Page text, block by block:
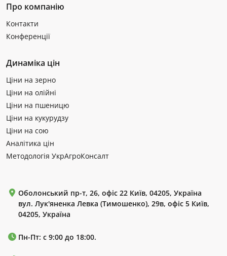
Про компанію
Контакти
Конференції
Динаміка цін
Ціни на зерно
Ціни на олійні
Ціни на пшеницю
Ціни на кукурудзу
Ціни на сою
Аналітика цін
Методологія УкрАгроКонсалт
Оболонський пр-т, 26, офіс 22 Київ, 04205, Україна
вул. Лук'яненка Левка (Тимошенко), 29в, офіс 5 Київ,
04205, Україна
Пн-Пт: с 9:00 до 18:00.